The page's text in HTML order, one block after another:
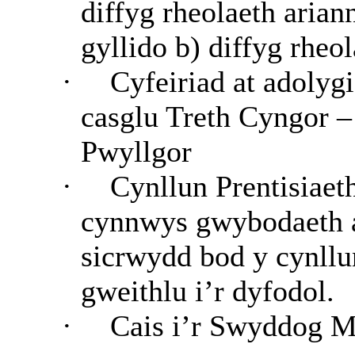
diffyg rheolaeth
gyllido b) diffyg
·
Cyfeiriad at
casglu Treth Cyngor
Pwyllgor
·
Cynllun
cynnwys
sicrwydd bod y
gweithlu i’r dyfodol.
·
Cais i’r Swyddog